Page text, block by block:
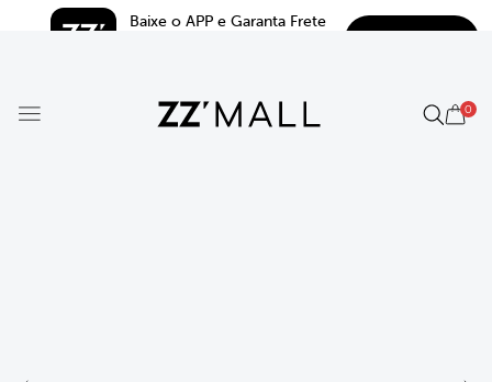
Baixe o APP e Garanta Frete
0